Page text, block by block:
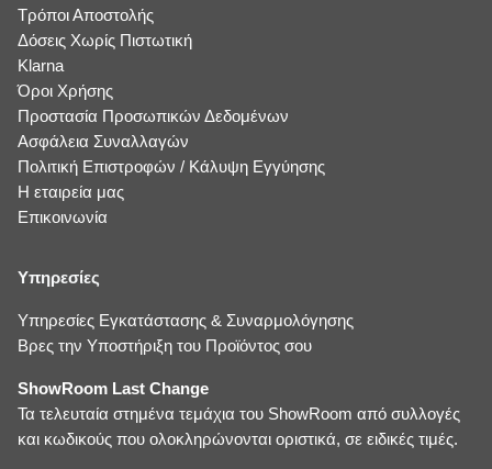
Τρόποι Αποστολής
Δόσεις Χωρίς Πιστωτική
Klarna
Όροι Χρήσης
Προστασία Προσωπικών Δεδομένων
Ασφάλεια Συναλλαγών
Πολιτική Επιστροφών / Κάλυψη Εγγύησης
Η εταιρεία μας
Επικοινωνία
Υπηρεσίες
Υπηρεσίες Εγκατάστασης & Συναρμολόγησης
Βρες την Υποστήριξη του Προϊόντος σου
ShowRoom Last Change
Τα τελευταία στημένα τεμάχια του ShowRoom από συλλογές
και κωδικούς που ολοκληρώνονται οριστικά, σε ειδικές τιμές.